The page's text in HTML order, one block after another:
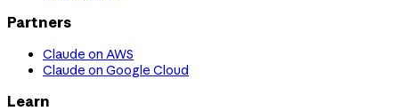
Partners
Claude on AWS
Claude on Google Cloud
Learn